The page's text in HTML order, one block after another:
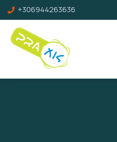
+306944263636